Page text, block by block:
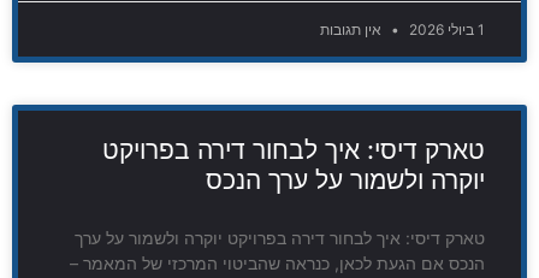
1 ביולי 2026 אין תגובות
טארק דיסי: איך לבחור דירה בפרויקט
יוקרה ולשמור על ערך הנכס
טארק דיסי: איך לבחור דירה בפרויקט יוקרה ולשמור על ערך
הנכס אם הגעת לכאן, כנראה שהביטוי המרכזי של המאמר –